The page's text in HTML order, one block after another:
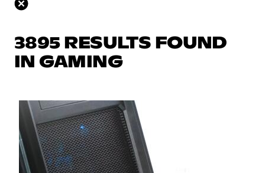
3895 RESULTS FOUND
IN GAMING